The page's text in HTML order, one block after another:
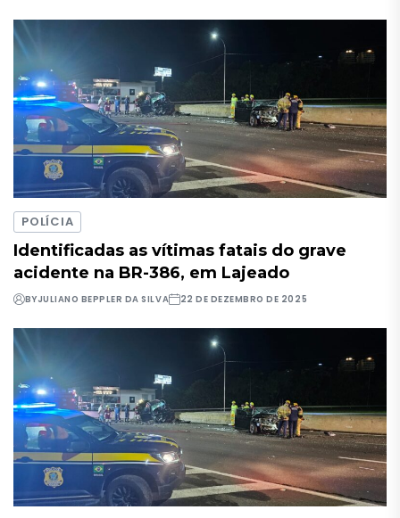
POLÍCIA
Identificadas as vítimas fatais do grave
acidente na BR-386, em Lajeado
BYJULIANO BEPPLER DA SILVA 22 DE DEZEMBRO DE 2025